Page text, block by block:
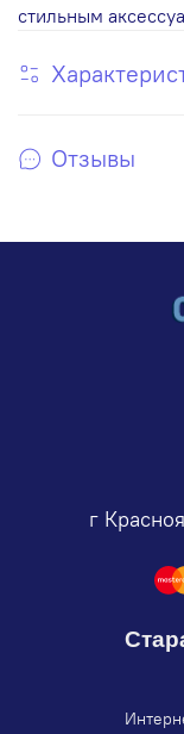
стильным
Отзывы
г